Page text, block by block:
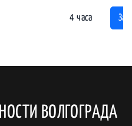
4 часа
ВОЛГОГРАДА